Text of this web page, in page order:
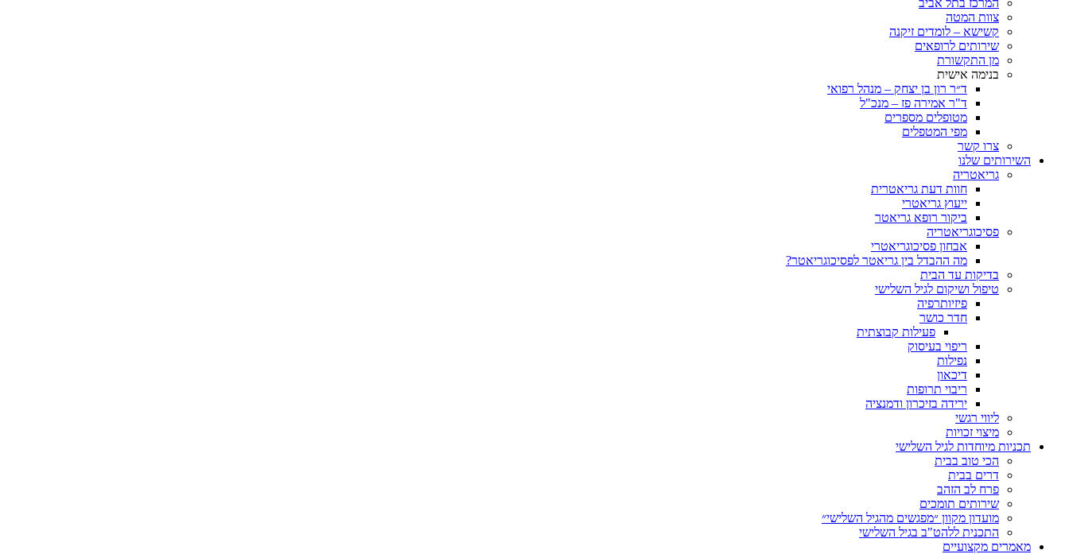
המרכז בתל אביב
צוות המטה
קשישא – לומדים זיקנה
שירותים לרופאים
מן התקשורת
בנימה אישית
ד״ר רון בן יצחק – מנהל רפואי
ד"ר אמירה פז – מנכ"ל
מטופלים מספרים
מפי המטפלים
צרו קשר
השירותים שלנו
גריאטריה
חוות דעת גריאטרית
ייעוץ גריאטרי
ביקור רופא גריאטר
פסיכוגריאטריה
אבחון פסיכוגריאטרי
מה ההבדל בין גריאטר לפסיכוגריאטר?
בדיקות עד הבית
טיפול ושיקום לגיל השלישי
פיזיותרפיה
חדר כושר
פעילות קבוצתית
ריפוי בעיסוק
נפילות
דיכאון
ריבוי תרופות
ירידה בזיכרון ודמנציה
ליווי רגשי
מיצוי זכויות
תכניות מיוחדות לגיל השלישי
הכי טוב בבית
דרים בבית
פרח לב הזהב
שירותים תומכים
מועדון מקוון ״מפגשים מהגיל השלישי״
התכנית ללהט"ב בגיל השלישי
מאמרים מקצועיים